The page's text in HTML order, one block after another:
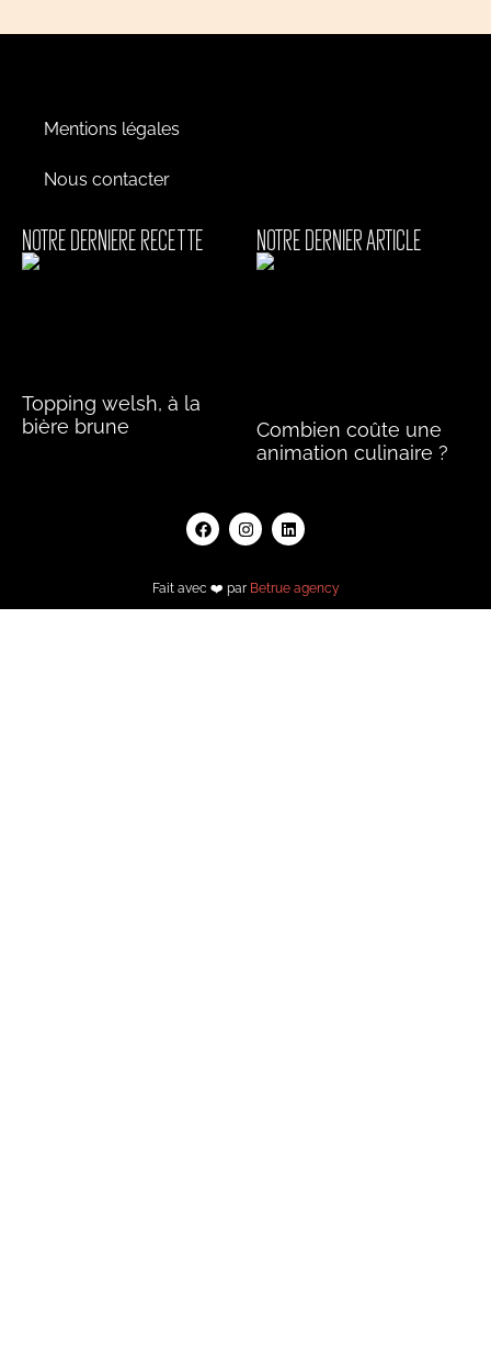
Mentions légales
Nous contacter
NOTRE DERNIERE RECETTE
Topping welsh, à la
bière brune
NOTRE DERNIER ARTICLE
Combien coûte une
animation culinaire ?
Fait avec ❤️ par Betrue agency